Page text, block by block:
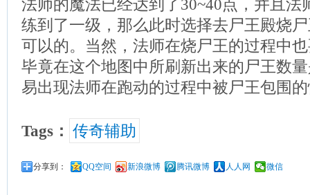
法师的魔法已经达到了30~40点，并且法
练到了一级，那么此时选择去尸王殿烧
可以的。当然，法师在烧尸王的过程中
毕竟在这个地图中所刷新出来的尸王数
易出现法师在跑动的过程中被尸王包围
Tags： 传奇辅助
分享到： QQ空间 新浪微博 腾讯微博 人人网 微信